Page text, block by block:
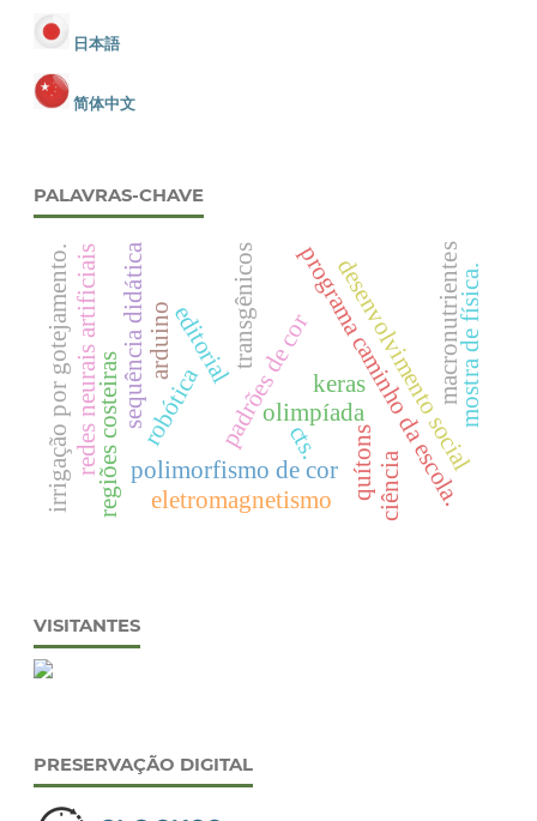
日本語
简体中文
PALAVRAS-CHAVE
editorial
olimpíada
programa caminho da escola.
padrões de cor
polimorfismo de cor quítons
regiões costeiras robótica
redes neurais artificiais keras
desenvolvimento social
mostra de física.
irrigação por gotejamento. sequência didática transgênicos
cts.
eletromagnetismo ciência
macronutrientes
arduino
VISITANTES
PRESERVAÇÃO DIGITAL